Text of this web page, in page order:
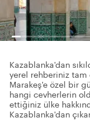
Kazablanka'dan
yerel rehberiniz
Marakeş'e özel bir
hangi cevherlerin
ettiğiniz ülke
Kazablanka'dan